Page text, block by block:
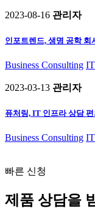
2023-08-16 관리자
인포트렌드, 생명 공학
Business Consulting
2023-03-13 관리자
퓨처링, IT 인프라 상담
Business Consulting
빠른 신청
제품 상담을